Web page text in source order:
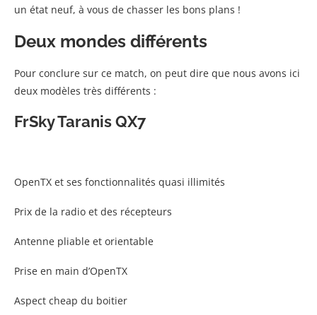
un état neuf, à vous de chasser les bons plans !
Deux mondes différents
Pour conclure sur ce match, on peut dire que nous avons ici
deux modèles très différents :
FrSky Taranis QX7
OpenTX et ses fonctionnalités quasi illimités
Prix de la radio et des récepteurs
Antenne pliable et orientable
Prise en main d’OpenTX
Aspect cheap du boitier